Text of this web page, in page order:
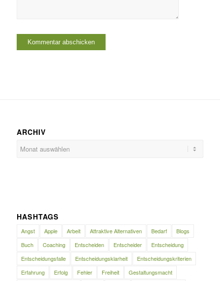
ARCHIV
HASHTAGS
Angst Apple Arbeit Attraktive Alternativen Bedarf
Blogs
Buch
Coaching Entscheiden Entscheider
Entscheidung
Entscheidungsfalle
Entscheidungsklarheit
Entscheidungskriterien
Erfahrung
Erfolg Fehler Freiheit
Gestaltungsmacht